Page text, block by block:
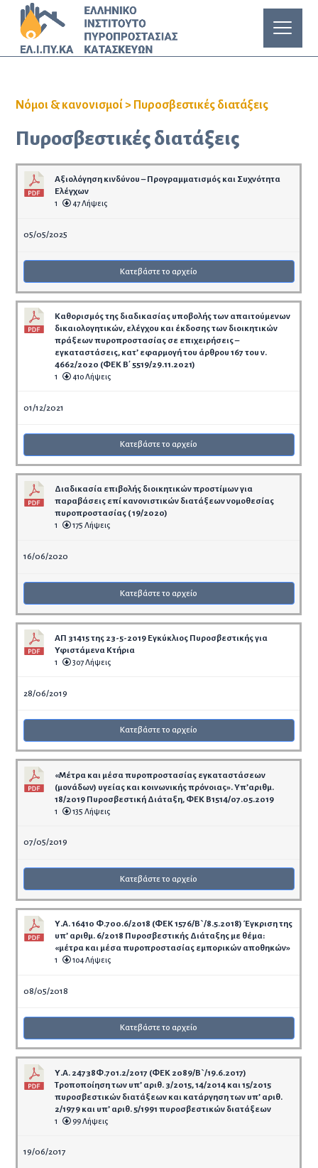
Νόμοι & κανονισμοί> Πυροσβεστικές διατάξεις
Πυροσβεστικές διατάξεις
Αξιολόγηση κινδύνου – Προγραμματισμός και Συχνότητα
Ελέγχων
1 47 Λήψεις
05/05/2025
Κατεβάστε το αρχείο
Καθορισμός της διαδικασίας υποβολής των απαιτούμενων
δικαιολογητικών, ελέγχου και έκδοσης των διοικητικών
πράξεων πυροπροστασίας σε επιχειρήσεις –
εγκαταστάσεις, κατ’ εφαρμογή του άρθρου 167 του ν.
4662/2020 (ΦΕΚ B΄ 5519/29.11.2021)
1 410 Λήψεις
01/12/2021
Κατεβάστε το αρχείο
Διαδικασία επιβολής διοικητικών προστίμων για
παραβάσεις επί κανονιστικών διατάξεων νομοθεσίας
πυροπροστασίας ( 19/2020)
1 175 Λήψεις
16/06/2020
Κατεβάστε το αρχείο
ΑΠ 31415 της 23-5-2019 Εγκύκλιος Πυροσβεστικής για
Υφιστάμενα Κτήρια
1 307 Λήψεις
28/06/2019
Κατεβάστε το αρχείο
«Μέτρα και μέσα πυροπροστασίας εγκαταστάσεων
(μονάδων) υγείας και κοινωνικής πρόνοιας». Yπ’αριθμ.
18/2019 Πυροσβεστική Διάταξη, ΦΕΚ Β1514/07.05.2019
1 135 Λήψεις
07/05/2019
Κατεβάστε το αρχείο
Υ.Α. 16410 Φ.700.6/2018 (ΦΕΚ 1576/Β`/8.5.2018) Έγκριση της
υπ’ αριθμ. 6/2018 Πυροσβεστικής Διάταξης με θέμα:
«μέτρα και μέσα πυροπροστασίας εμπορικών αποθηκών»
1 104 Λήψεις
08/05/2018
Κατεβάστε το αρχείο
Υ.Α. 24738Φ.701.2/2017 (ΦΕΚ 2089/Β`/19.6.2017)
Τροποποίηση των υπ’ αριθ. 3/2015, 14/2014 και 15/2015
πυροσβεστικών διατάξεων και κατάργηση των υπ’ αριθ.
2/1979 και υπ’ αριθ. 5/1991 πυροσβεστικών διατάξεων
1 99 Λήψεις
19/06/2017